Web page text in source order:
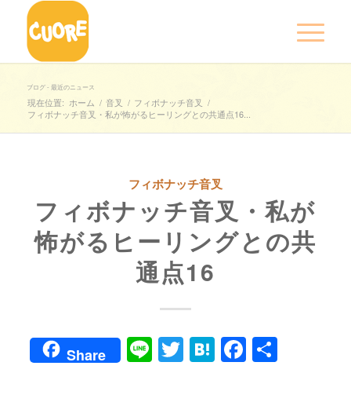
ブログ - 最近のニュース
現在位置: ホーム / 音叉 / フィボナッチ音叉 /
フィボナッチ音叉・私が怖がるヒーリングとの共通点16...
フィボナッチ音叉
フィボナッチ音叉・私が
怖がるヒーリングとの共
通点16
Share LineTwitter
Hatena共